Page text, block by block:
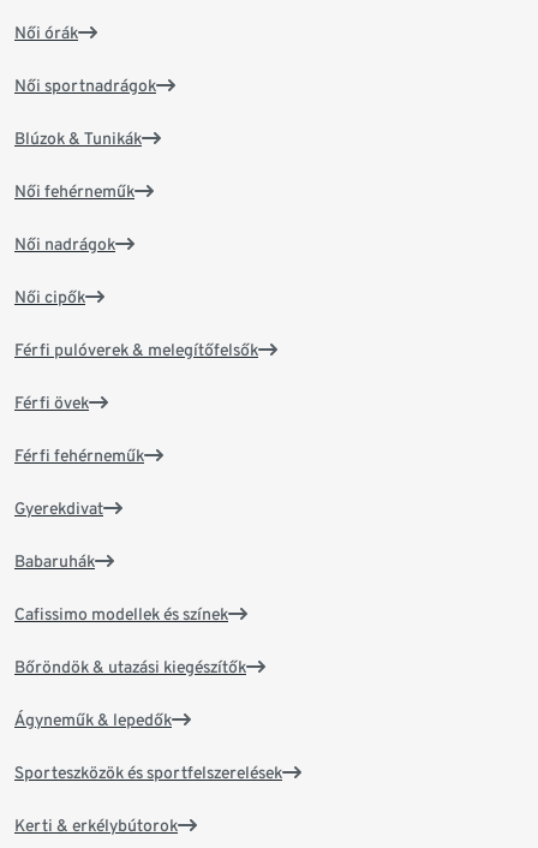
Női órák
Női sportnadrágok
Blúzok & Tunikák
Női fehérneműk
Női nadrágok
Női cipők
Férfi pulóverek & melegítőfelsők
Férfi övek
Férfi fehérneműk
Gyerekdivat
Babaruhák
Cafissimo modellek és színek
Bőröndök & utazási kiegészítők
Ágyneműk & lepedők
Sporteszközök és sportfelszerelések
Kerti & erkélybútorok